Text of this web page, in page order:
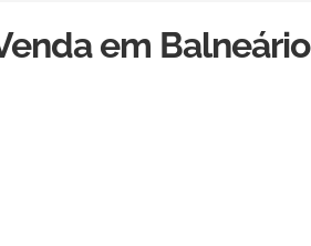
em Balneário